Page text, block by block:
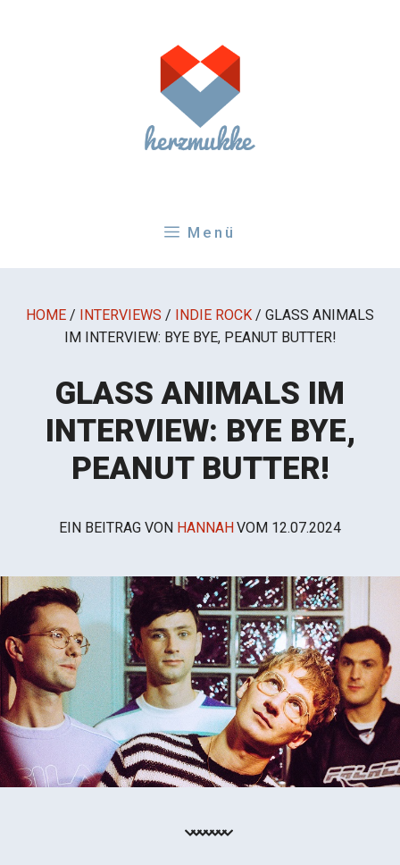
Menü
HOME / INTERVIEWS / INDIE ROCK / GLASS ANIMALS
IM INTERVIEW: BYE BYE, PEANUT BUTTER!
GLASS ANIMALS IM
INTERVIEW: BYE BYE,
PEANUT BUTTER!
EIN BEITRAG VON HANNAHVOM 12.07.2024